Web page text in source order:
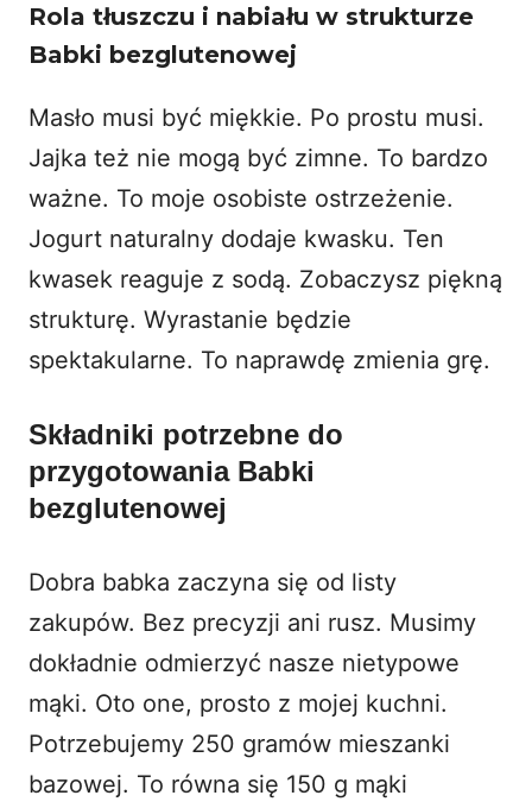
Rola tłuszczu i nabiału w strukturze
Babki bezglutenowej
Masło musi być miękkie. Po prostu musi.
Jajka też nie mogą być zimne. To bardzo
ważne. To moje osobiste ostrzeżenie.
Jogurt naturalny dodaje kwasku. Ten
kwasek reaguje z sodą. Zobaczysz piękną
strukturę. Wyrastanie będzie
spektakularne. To naprawdę zmienia grę.
Składniki potrzebne do
przygotowania Babki
bezglutenowej
Dobra babka zaczyna się od listy
zakupów. Bez precyzji ani rusz. Musimy
dokładnie odmierzyć nasze nietypowe
mąki. Oto one, prosto z mojej kuchni.
Potrzebujemy 250 gramów mieszanki
bazowej. To równa się 150 g mąki